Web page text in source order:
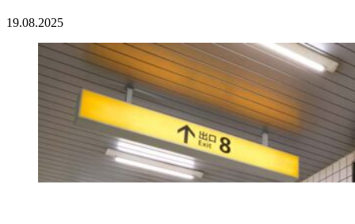
19.08.2025